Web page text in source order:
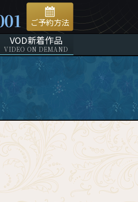
ご予約方法
VOD新着作品
VIDEO ON DEMAND